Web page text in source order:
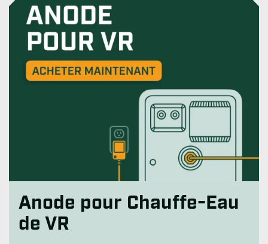
Anode pour Chauffe-Eau
de VR